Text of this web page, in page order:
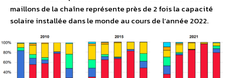
maillons de la chaîne représente près de 2 fois la capacité
solaire installée dans le monde au cours de l’année 2022.